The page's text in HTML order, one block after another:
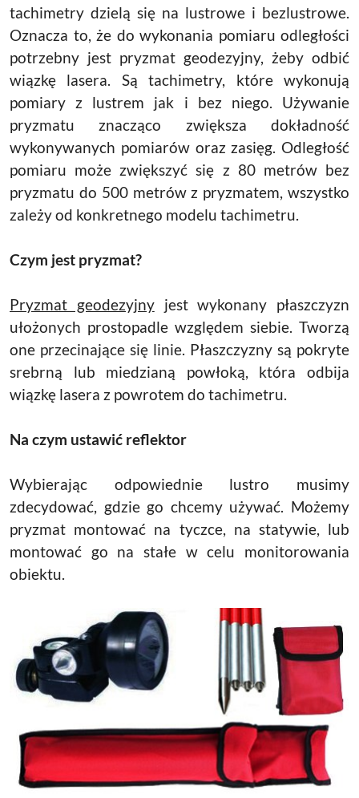
tachimetry dzielą się na lustrowe i bezlustrowe.
Oznacza to, że do wykonania pomiaru odległości
potrzebny jest pryzmat geodezyjny, żeby odbić
wiązkę lasera. Są tachimetry, które wykonują
pomiary z lustrem jak i bez niego. Używanie
pryzmatu znacząco zwiększa dokładność
wykonywanych pomiarów oraz zasięg. Odległość
pomiaru może zwiększyć się z 80 metrów bez
pryzmatu do 500 metrów z pryzmatem, wszystko
zależy od konkretnego modelu tachimetru.
Czym jest pryzmat?
Pryzmat geodezyjnyjest wykonany płaszczyzn
ułożonych prostopadle względem siebie. Tworzą
one przecinające się linie. Płaszczyzny są pokryte
srebrną lub miedzianą powłoką, która odbija
wiązkę lasera z powrotem do tachimetru.
Na czym ustawić reflektor
Wybierając odpowiednie lustro musimy
zdecydować, gdzie go chcemy używać. Możemy
pryzmat montować na tyczce, na statywie, lub
montować go na stałe w celu monitorowania
obiektu.